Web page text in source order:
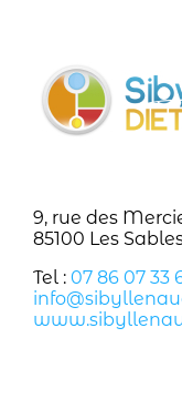
9, rue des
85100 Les
Tel : 07 86 07 33